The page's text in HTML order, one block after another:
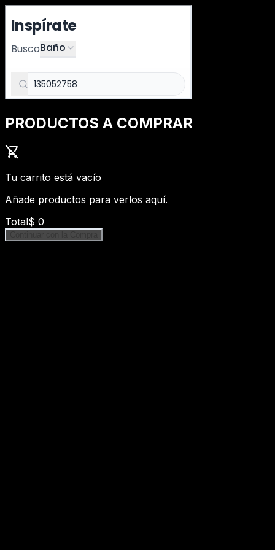
PRODUCTOS A COMPRAR
shopping_cart_off
Tu carrito está vacío
Añade productos para verlos aquí.
Total$ 0